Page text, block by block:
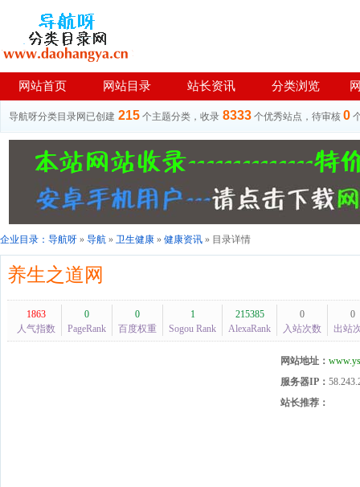
网站首页 网站目录 站长资讯 分类浏览
导航呀分类目录网已创建 215 个主题分类，收录 8333 个优秀站点，待审核 0
企业目录： 导航呀 » 导航 » 卫生健康 » 健康资讯 » 目录详情
养生之道网
1863
人气指数
0
PageRank
0
百度权重
1
Sogou Rank
215385
AlexaRank
0
入站次数
0
出站
网站地址：
服务器IP：
站长推荐：